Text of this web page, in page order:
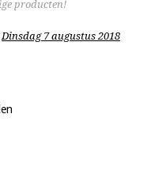
producten!
Dinsdag 7 augustus 2018